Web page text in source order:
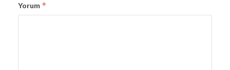
Yorum *